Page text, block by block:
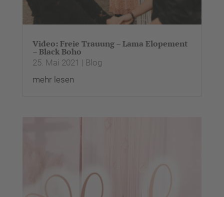
Video: Freie Trauung – Lama Elopement
– Black Boho
25. Mai 2021 | Blog
mehr lesen
laden!